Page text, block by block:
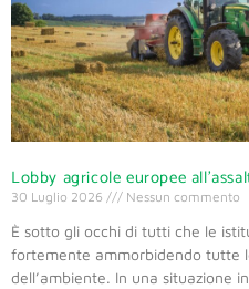
Lobby agricole europee
30 Luglio 2026 Nessun commento
È sotto gli occhi di tutti che le
fortemente ammorbidendo tutte
dell’ambiente. In una situazione